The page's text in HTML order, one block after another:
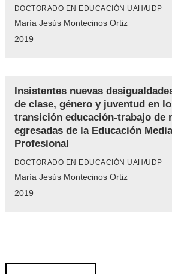
DOCTORADO EN EDUCACIÓN UAH/UDP
María Jesús Montecinos Ortiz
2019
Insistentes nuevas
de clase, género y juventud en
transición educación-trabajo de
egresadas de la Educación
Profesional
DOCTORADO EN EDUCACIÓN UAH/UDP
María Jesús Montecinos Ortiz
2019